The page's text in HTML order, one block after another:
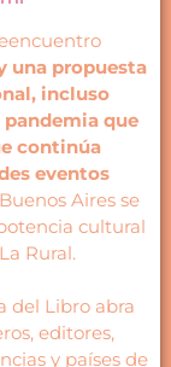
una propuesta
incluso
que
continúa
eventos
Aires se
cultural
Rural.
del Libro abra
editores,
y países de